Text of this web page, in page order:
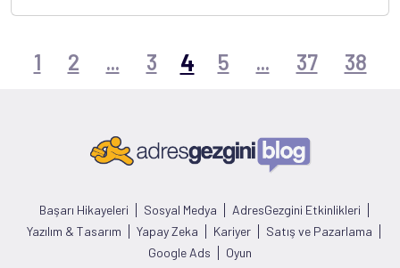
1 2 ... 3 4 5 ... 37 38
Başarı Hikayeleri Sosyal Medya
AdresGezgini Etkinlikleri
Yazılım & Tasarım
Yapay Zeka Kariyer
Satış ve Pazarlama
Google Ads
Oyun